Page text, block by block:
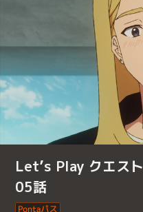
Let’s Play クエス
05話